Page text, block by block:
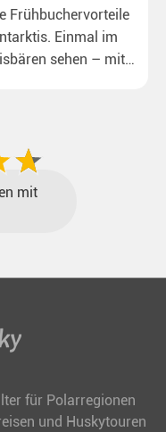
Frühbuchervorteile
Einmal im
sehen – mit
mit
für Polarregionen
und Huskytouren